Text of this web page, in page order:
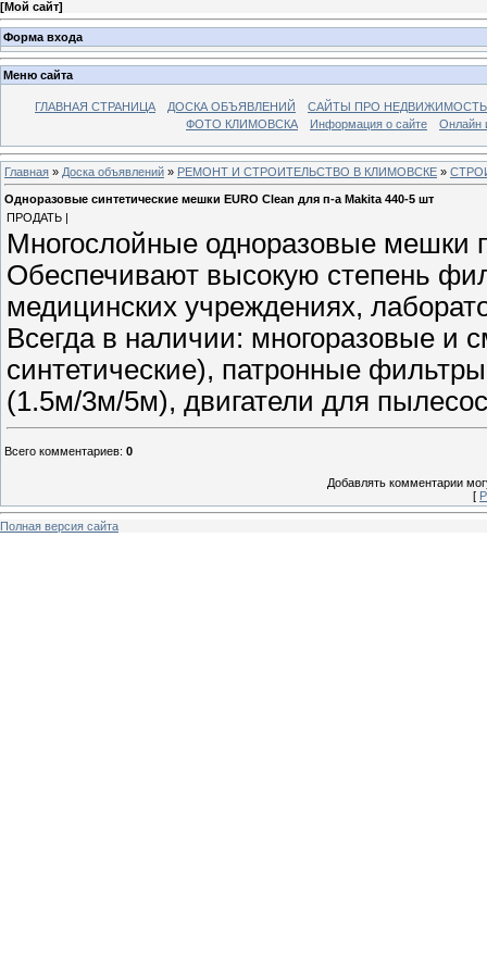
[Мой сайт]
Форма входа
Меню сайта
ГЛАВНАЯ СТРАНИЦА ДОСКА ОБЪЯВЛЕНИЙ
САЙТЫ ПРО
ФОТО КЛИМОВСКА
Информация о сайте Онлайн
Главная » Доска объявлений » РЕМОНТ И СТРОИТЕЛЬСТВО В КЛИМОВСКЕ »
Одноразовые синтетические мешки EURO Clean для п-а Makita 440-5 шт
ПРОДАТЬ |
Многослойные одноразовые мешки
Обеспечивают высокую степень
медицинских учреждениях,
Всегда в наличии: многоразовые
синтетические), патронные
(1.5м/3м/5м), двигатели для
Всего комментариев: 0
Добавлять комментарии
[
Полная версия сайта